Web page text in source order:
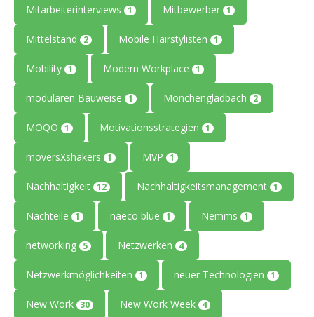
Mitarbeiterinterviews 1 Mitbewerber 1
Mittelstand 2 Mobile Hairstylisten 1
Mobility 1 Modern Workplace 1
modularen Bauweise 1 Mönchengladbach 2
MOQO 1 Motivationsstrategien 1
moversXshakers 1 MVP 1
Nachhaltigkeit 12 Nachhaltigkeitsmanagement 1
Nachteile 1 naeco blue 1 Nemms 1
networking 5 Netzwerken 4
Netzwerkmöglichkeiten 1 neuer Technologien 1
New Work 30 New Work Week 4